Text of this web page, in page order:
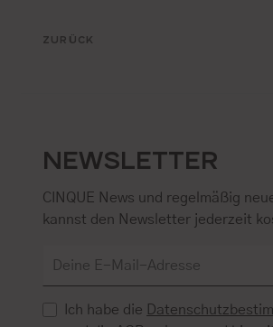
ZURÜCK
NEWSLETTER
CINQUE News und regelmäßig
kannst den Newsletter jederzeit
Ich habe die